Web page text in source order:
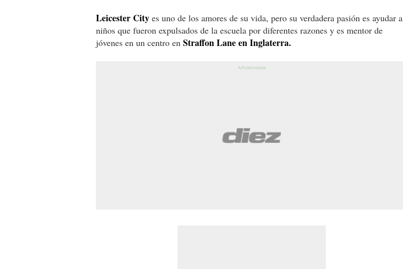
Leicester City es uno de los amores de su vida, pero su verdadera pasión es ayudar a
niños que fueron expulsados de la escuela por diferentes razones y es mentor de
jóvenes en un centro en Straffon Lane en Inglaterra.